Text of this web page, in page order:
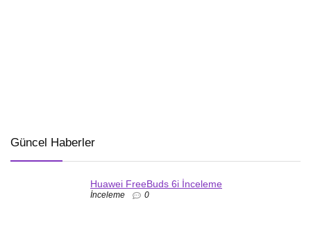
Güncel Haberler
Huawei FreeBuds 6i İnceleme
İnceleme 0